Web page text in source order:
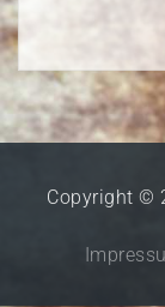
Copyright ©